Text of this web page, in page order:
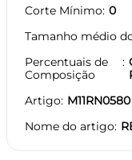
Corte Mínimo 0
Tamanho médio
Percentuais de
Composição
Artigo M11RN0580
Nome do artigo